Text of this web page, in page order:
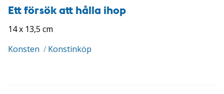
Ett försök att hålla ihop
14 x 13,5 cm
Konsten / Konstinköp